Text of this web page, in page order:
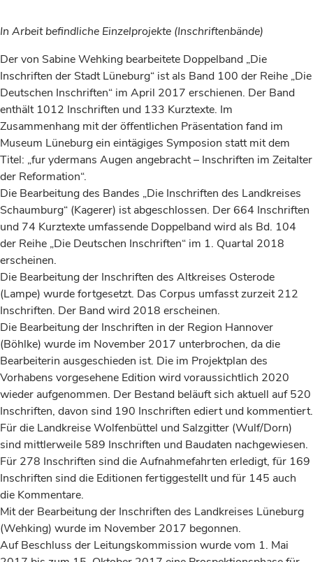
In Arbeit befindliche Einzelprojekte (Inschriftenbände)
Der von Sabine Wehking bearbeitete Doppelband „Die
Inschriften der Stadt Lüneburg“ ist als Band 100 der Reihe „Die
Deutschen Inschriften“ im April 2017 erschienen. Der Band
enthält 1012 Inschriften und 133 Kurztexte. Im
Zusammenhang mit der öffentlichen Präsentation fand im
Museum Lüneburg ein eintägiges Symposion statt mit dem
Titel: „fur ydermans Augen angebracht – Inschriften im Zeitalter
der Reformation“.
Die Bearbeitung des Bandes „Die Inschriften des Landkreises
Schaumburg“ (Kagerer) ist abgeschlossen. Der 664 Inschriften
und 74 Kurztexte umfassende Doppelband wird als Bd. 104
der Reihe „Die Deutschen Inschriften“ im 1. Quartal 2018
erscheinen.
Die Bearbeitung der Inschriften des Altkreises Osterode
(Lampe) wurde fortgesetzt. Das Corpus umfasst zurzeit 212
Inschriften. Der Band wird 2018 erscheinen.
Die Bearbeitung der Inschriften in der Region Hannover
(Böhlke) wurde im November 2017 unterbrochen, da die
Bearbeiterin ausgeschieden ist. Die im Projektplan des
Vorhabens vorgesehene Edition wird voraussichtlich 2020
wieder aufgenommen. Der Bestand beläuft sich aktuell auf 520
Inschriften, davon sind 190 Inschriften ediert und kommentiert.
Für die Landkreise Wolfenbüttel und Salzgitter (Wulf/Dorn)
sind mittlerweile 589 Inschriften und Baudaten nachgewiesen.
Für 278 Inschriften sind die Aufnahmefahrten erledigt, für 169
Inschriften sind die Editionen fertiggestellt und für 145 auch
die Kommentare.
Mit der Bearbeitung der Inschriften des Landkreises Lüneburg
(Wehking) wurde im November 2017 begonnen.
Auf Beschluss der Leitungskommission wurde vom 1. Mai